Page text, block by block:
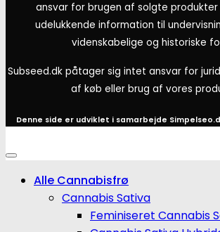
ansvar for brugen af solgte
udelukkende information til
videnskabelige og historiske
Subseed.dk påtager sig intet ansvar for
af køb eller brug af vores
Denne side er udviklet i samarbejde
Alle Cannabisfrø
Cannabis Sativa
Feminiseret Cannabis